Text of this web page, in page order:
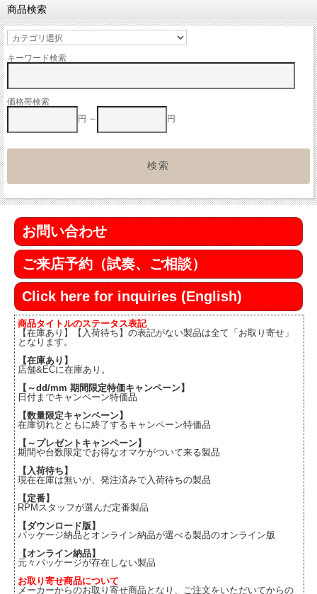
商品検索
キーワード検索
価格帯検索
円 ～
円
お問い合わせ
ご来店予約（試奏、ご相談）
Click here for inquiries (English)
商品タイトルのステータス表記
【在庫あり】【入荷待ち】の表記がない製品は全て「お取り寄せ」
となります。
【在庫あり】
店舗&ECに在庫あり。
【～dd/mm 期間限定特価キャンペーン】
日付までキャンペーン特価品
【数量限定キャンペーン】
在庫切れとともに終了するキャンペーン特価品
【～プレゼントキャンペーン】
期間や台数限定でお得なオマケがついて来る製品
【入荷待ち】
現在在庫は無いが、発注済みで入荷待ちの製品
【定番】
RPMスタッフが選んだ定番製品
【ダウンロード版】
パッケージ納品とオンライン納品が選べる製品のオンライン版
【オンライン納品】
元々パッケージが存在しない製品
お取り寄せ商品について
メーカーからのお取り寄せ商品となり、ご注文をいただいてからの